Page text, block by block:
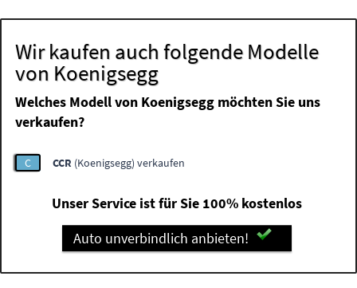
Wir kaufen auch folgende Modelle
von Koenigsegg
Welches Modell von Koenigsegg möchten Sie uns
verkaufen?
C CCR (Koenigsegg) verkaufen
Unser Service ist für Sie 100% kostenlos
Auto unverbindlich anbieten!